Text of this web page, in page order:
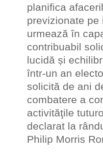
planifica
previzionate
urmează în
contribuabil
lucidă și
într-un an
solicită de ani
combatere a
activităţile
declarat la
Philip Morris